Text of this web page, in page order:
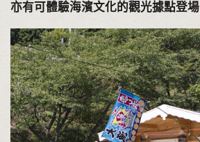
亦有可體驗海濱文化的觀光據點登場